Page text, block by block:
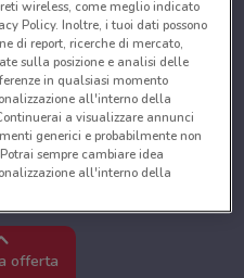
offerta
wireless, come meglio indicato
Policy. Inoltre, i tuoi dati possono
di report, ricerche di mercato,
sulla posizione e analisi delle
in qualsiasi momento
all'interno della
a visualizzare annunci
generici e probabilmente non
sempre cambiare idea
all'interno della
i dati per fornire:
Scansione attiva delle
Archiviare